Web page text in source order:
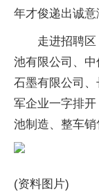
年才俊递出诚意
走进招聘
池有限公司、
石墨有限公司
军企业一字排
池制造、整车销
(资料图片)